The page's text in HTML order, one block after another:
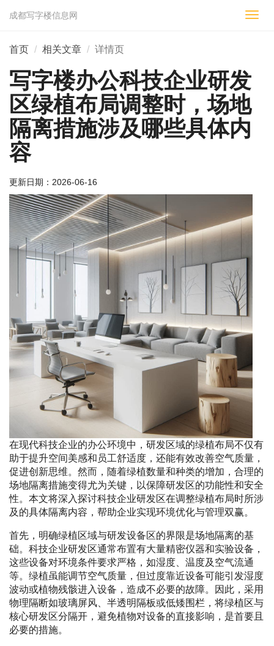
切
成都写字楼信息网
首页 相关文章 详情页
写字楼办公科技企业研发
区绿植布局调整时，场地
隔离措施涉及哪些具体内
容
更新日期： 2026-06-16
在现代科技企业的办公环境中，研发区域的绿植布局不仅有
助于提升空间美感和员工舒适度，还能有效改善空气质量，
促进创新思维。然而，随着绿植数量和种类的增加，合理的
场地隔离措施变得尤为关键，以保障研发区的功能性和安全
性。本文将深入探讨科技企业研发区在调整绿植布局时所涉
及的具体隔离内容，帮助企业实现环境优化与管理双赢。
首先，明确绿植区域与研发设备区的界限是场地隔离的基
础。科技企业研发区通常布置有大量精密仪器和实验设备，
这些设备对环境条件要求严格，如湿度、温度及空气流通
等。绿植虽能调节空气质量，但过度靠近设备可能引发湿度
波动或植物残骸进入设备，造成不必要的故障。因此，采用
物理隔断如玻璃屏风、半透明隔板或低矮围栏，将绿植区与
核心研发区分隔开，避免植物对设备的直接影响，是首要且
必要的措施。